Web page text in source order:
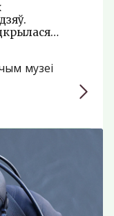
ў
музеі